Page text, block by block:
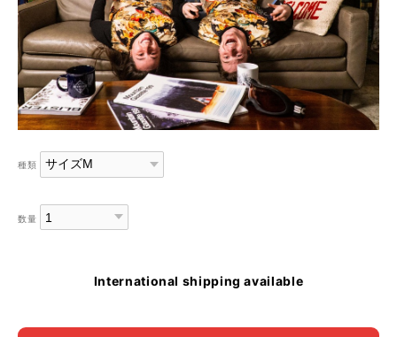
種類
数量
International shipping available